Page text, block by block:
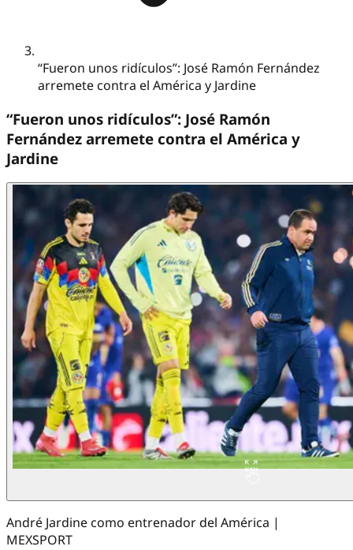
“Fueron unos ridículos”: José Ramón Fernández
arremete contra el América y Jardine
“Fueron unos ridículos”: José Ramón
Fernández arremete contra el América y
Jardine
André Jardine como entrenador del América |
MEXSPORT